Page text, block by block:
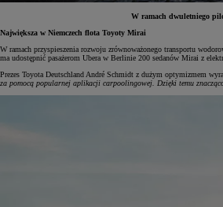
W ramach dwuletniego
Największa w Niemczech flota Toyoty Mirai
W ramach przyspieszenia rozwoju zrównoważonego transportu
ma udostępnić pasażerom Ubera w Berlinie 200 sedanów Mirai z
Prezes Toyota Deutschland André Schmidt z dużym optymizmem
za pomocą popularnej aplikacji carpoolingowej. Dzięki temu